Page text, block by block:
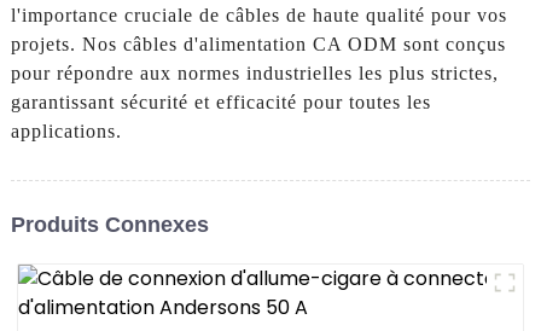
l'importance cruciale de câbles de haute qualité pour vos
projets. Nos câbles d'alimentation CA ODM sont conçus
pour répondre aux normes industrielles les plus strictes,
garantissant sécurité et efficacité pour toutes les
applications.
Produits Connexes